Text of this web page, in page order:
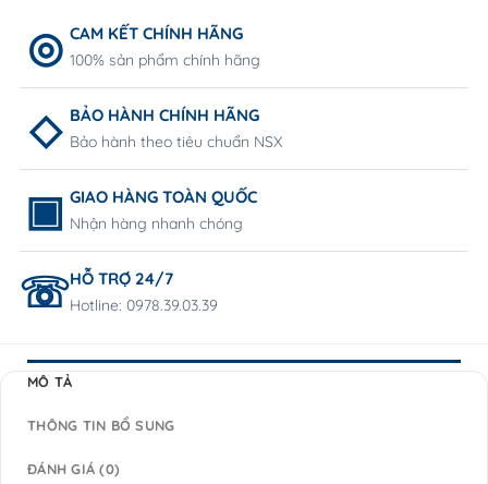
CAM KẾT CHÍNH HÃNG
100% sản phẩm chính hãng
BẢO HÀNH CHÍNH HÃNG
Bảo hành theo tiêu chuẩn NSX
GIAO HÀNG TOÀN QUỐC
Nhận hàng nhanh chóng
HỖ TRỢ 24/7
Hotline: 0978.39.03.39
MÔ TẢ
THÔNG TIN BỔ SUNG
ĐÁNH GIÁ (0)